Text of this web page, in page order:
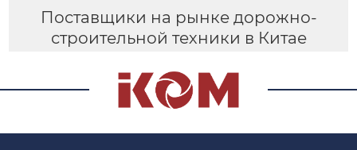
Поставщики на рынке дорожно-
строительной техники в Китае